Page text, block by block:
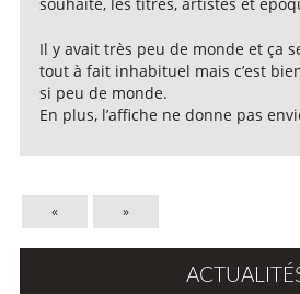
souhaite, les titres, artistes et
Il y avait très peu de monde et ça
tout à fait inhabituel mais c’est
si peu de monde.
En plus, l’affiche ne donne pas
« »